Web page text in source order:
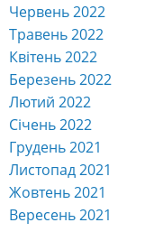
Червень 2022
Травень 2022
Квітень 2022
Березень 2022
Лютий 2022
Січень 2022
Грудень 2021
Листопад 2021
Жовтень 2021
Вересень 2021